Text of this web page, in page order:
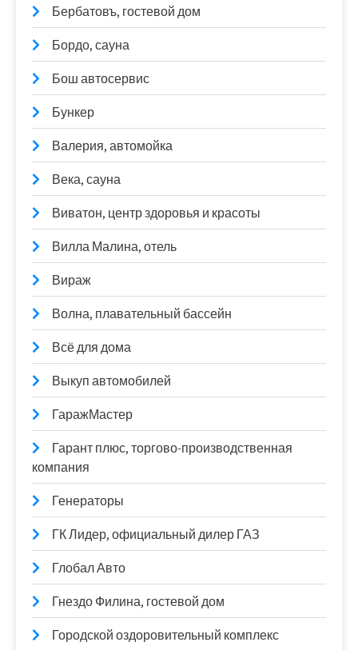
Бербатовъ, гостевой дом
Бордо, сауна
Бош автосервис
Бункер
Валерия, автомойка
Века, сауна
Виватон, центр здоровья и красоты
Вилла Малина, отель
Вираж
Волна, плавательный бассейн
Всё для дома
Выкуп автомобилей
ГаражМастер
Гарант плюс, торгово-производственная
компания
Генераторы
ГК Лидер, официальный дилер ГАЗ
Глобал Авто
Гнездо Филина, гостевой дом
Городской оздоровительный комплекс